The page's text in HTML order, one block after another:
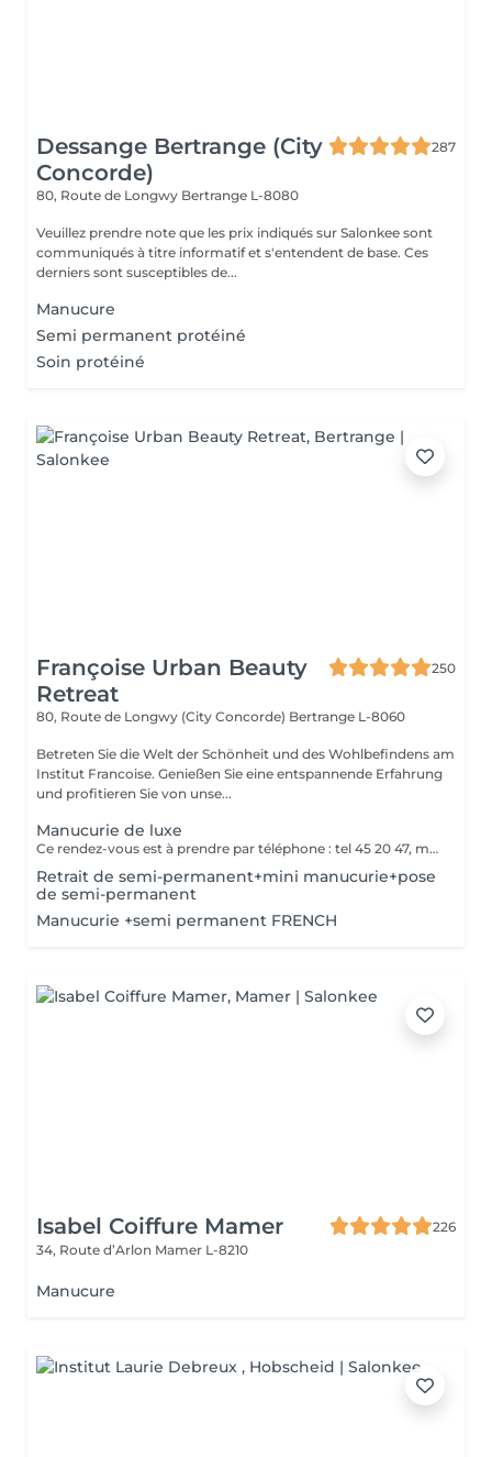
Dessange Bertrange (City
Concorde)
287
80, Route de Longwy Bertrange L-8080
Veuillez prendre note que les prix indiqués sur Salonkee sont
communiqués à titre informatif et s'entendent de base. Ces
derniers sont susceptibles de...
Manucure
Semi permanent protéiné
Soin protéiné
Françoise Urban Beauty
Retreat
250
80, Route de Longwy (City Concorde) Bertrange L-8060
Betreten Sie die Welt der Schönheit und des Wohlbefindens am
Institut Francoise. Genießen Sie eine entspannende Erfahrung
und profitieren Sie von unse...
Manucurie de luxe
Ce rendez-vous est à prendre par téléphone : tel 45 20 47, merci
Retrait de semi-permanent+mini manucurie+pose
de semi-permanent
Manucurie +semi permanent FRENCH
Isabel Coiffure Mamer
226
34, Route d’Arlon Mamer L-8210
Manucure